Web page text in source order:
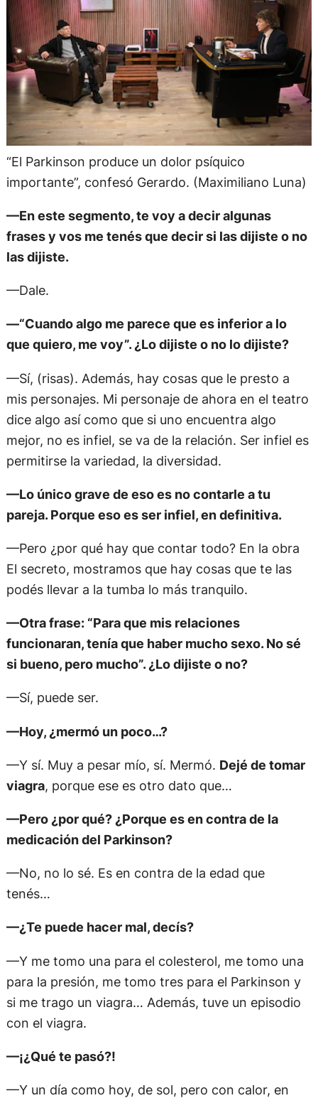
“El Parkinson produce un dolor psíquico
importante”, confesó Gerardo. (Maximiliano Luna)
—En este segmento, te voy a decir algunas
frases y vos me tenés que decir si las dijiste o no
las dijiste.
—Dale.
—“Cuando algo me parece que es inferior a lo
que quiero, me voy”. ¿Lo dijiste o no lo dijiste?
—Sí, (risas). Además, hay cosas que le presto a
mis personajes. Mi personaje de ahora en el teatro
dice algo así como que si uno encuentra algo
mejor, no es infiel, se va de la relación. Ser infiel es
permitirse la variedad, la diversidad.
—Lo único grave de eso es no contarle a tu
pareja. Porque eso es ser infiel, en definitiva.
—Pero ¿por qué hay que contar todo? En la obra
El secreto, mostramos que hay cosas que te las
podés llevar a la tumba lo más tranquilo.
—Otra frase: “Para que mis relaciones
funcionaran, tenía que haber mucho sexo. No sé
si bueno, pero mucho”. ¿Lo dijiste o no?
—Sí, puede ser.
—Hoy, ¿mermó un poco…?
—Y sí. Muy a pesar mío, sí. Mermó. Dejé de tomar
viagra, porque ese es otro dato que…
—Pero ¿por qué? ¿Porque es en contra de la
medicación del Parkinson?
—No, no lo sé. Es en contra de la edad que
tenés…
—¿Te puede hacer mal, decís?
—Y me tomo una para el colesterol, me tomo una
para la presión, me tomo tres para el Parkinson y
si me trago un viagra… Además, tuve un episodio
con el viagra.
—¡¿Qué te pasó?!
—Y un día como hoy, de sol, pero con calor, en